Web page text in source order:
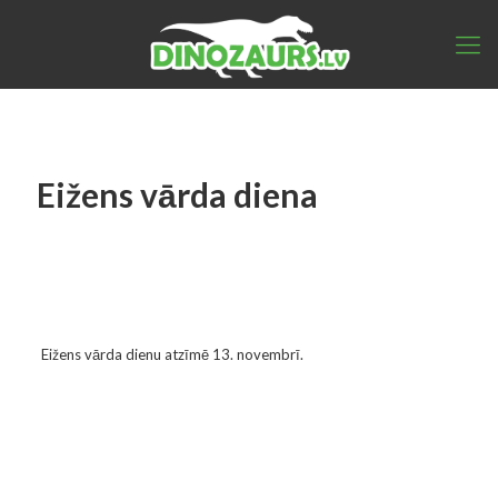
Eižens vārda diena
Eižens vārda dienu atzīmē 13. novembrī.